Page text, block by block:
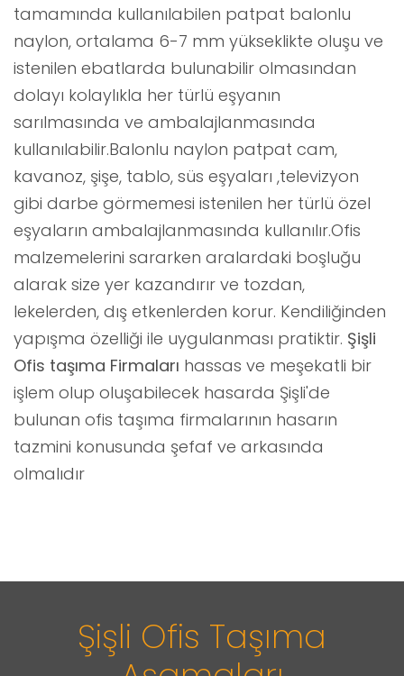
tamamında kullanılabilen patpat balonlu
naylon, ortalama 6-7 mm yükseklikte oluşu ve
istenilen ebatlarda bulunabilir olmasından
dolayı kolaylıkla her türlü eşyanın
sarılmasında ve ambalajlanmasında
kullanılabilir.Balonlu naylon patpat cam,
kavanoz, şişe, tablo, süs eşyaları ,televizyon
gibi darbe görmemesi istenilen her türlü özel
eşyaların ambalajlanmasında kullanılır.Ofis
malzemelerini sararken aralardaki boşluğu
alarak size yer kazandırır ve tozdan,
lekelerden, dış etkenlerden korur. Kendiliğinden
yapışma özelliği ile uygulanması pratiktir. Şişli
Ofis taşıma Firmaları hassas ve meşekatli bir
işlem olup oluşabilecek hasarda Şişli'de
bulunan ofis taşıma firmalarının hasarın
tazmini konusunda şefaf ve arkasında
olmalıdır
Şişli Ofis Taşıma